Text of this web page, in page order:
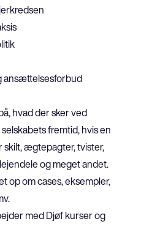
ansættelsesforbud
hvad der sker ved
fremtid, hvis en
skilt, ægtepagter, tvister,
og meget andet.
op om cases, eksempler,
med Djøf kurser og